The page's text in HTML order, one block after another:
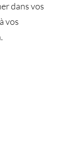
dans vos
vos